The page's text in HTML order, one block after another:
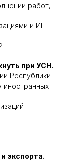
работ,
и ИП
при УСН.
Республики
иностранных
экспорта.